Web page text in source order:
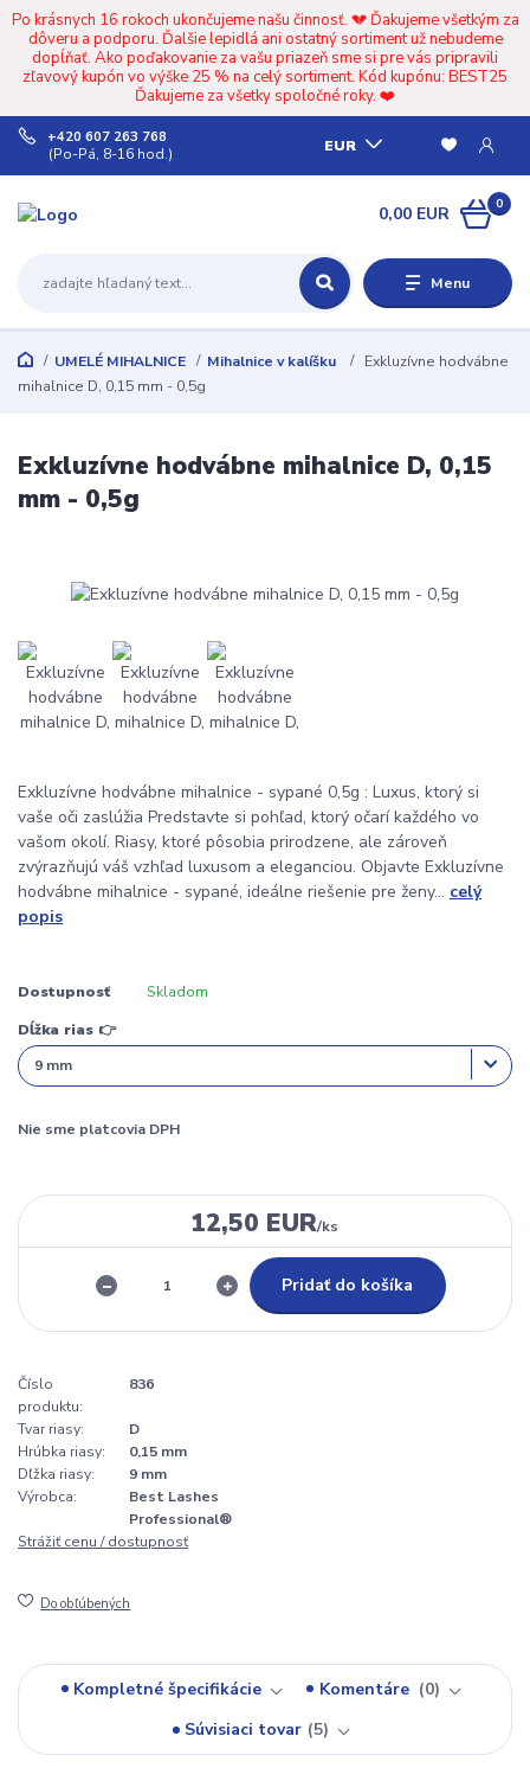
Po krásnych 16 rokoch ukončujeme našu činnosť. 💔 Ďakujeme všetkým za
dôveru a podporu. Ďalšie lepidlá ani ostatný sortiment už nebudeme
dopĺňať. Ako poďakovanie za vašu priazeň sme si pre vás pripravili
zľavový kupón vo výške 25 % na celý sortiment. Kód kupónu: BEST25
Ďakujeme za všetky spoločné roky. ❤️
Menu
EUR
+420 607 263 768
(Po-Pá, 8-16 hod.)
0
0,00 EUR
UMELÉ MIHALNICE Mihalnice v kalíšku
Exkluzívne hodvábne
mihalnice D, 0,15 mm - 0,5g
Exkluzívne hodvábne mihalnice D, 0,15
mm - 0,5g
Exkluzívne hodvábne mihalnice - sypané 0,5g : Luxus, ktorý si
vaše oči zaslúžia Predstavte si pohľad, ktorý očarí každého vo
vašom okolí. Riasy, ktoré pôsobia prirodzene, ale zároveň
zvýrazňujú váš vzhľad luxusom a eleganciou. Objavte Exkluzívne
hodvábne mihalnice - sypané, ideálne riešenie pre ženy... celý
popis
Dostupnosť Skladom
Dĺžka rias 👉
Nie sme platcovia DPH
12,50 EUR/ks
Pridať do košíka
Číslo
produktu:
836
Tvar riasy:
D
Hrúbka riasy:
0,15 mm
Dľžka riasy:
9 mm
Výrobca:
Best Lashes
Professional®
Strážiť cenu / dostupnosť
Do obľúbených
Kompletné špecifikácie Komentáre
0
Súvisiaci tovar 5